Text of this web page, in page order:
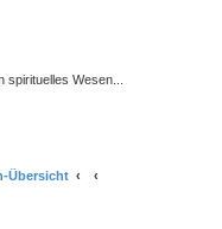
Wesen...
Übersicht